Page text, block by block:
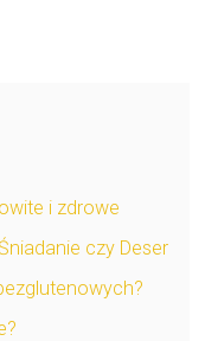
i zdrowe
czy Deser